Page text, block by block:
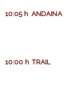
10:05 h ANDAINA
10:00 h TRAIL